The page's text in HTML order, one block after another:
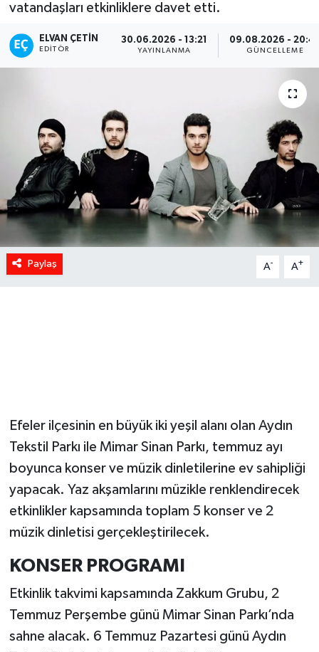
vatandaşları etkinliklere davet etti.
ELVAN ÇETIN
EDITÖR
30.06.2026 - 13:21
YAYINLANMA
09.08.2026 -
GÜNCELLEME
Paylaş A- A+
Efeler ilçesinin en büyük iki yeşil alanı olan Aydın
Tekstil Parkı ile Mimar Sinan Parkı, temmuz ayı
boyunca konser ve müzik dinletilerine ev sahipliği
yapacak. Yaz akşamlarını müzikle renklendirecek
etkinlikler kapsamında toplam 5 konser ve 2
müzik dinletisi gerçekleştirilecek.
KONSER PROGRAMI
Etkinlik takvimi kapsamında Zakkum Grubu, 2
Temmuz Perşembe günü Mimar Sinan Parkı’nda
sahne alacak. 6 Temmuz Pazartesi günü Aydın